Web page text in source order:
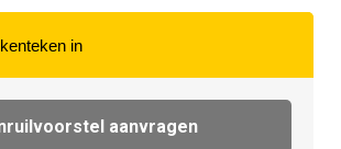
aanvragen